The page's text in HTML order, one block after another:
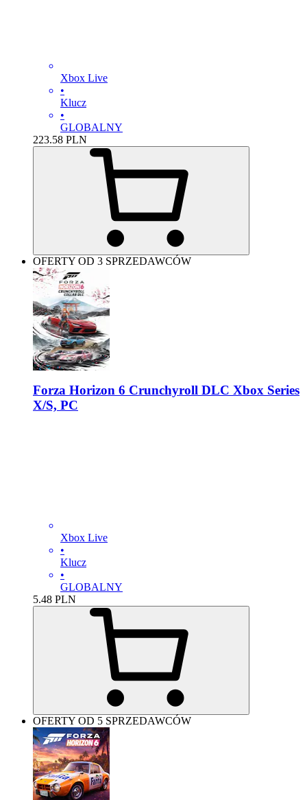
Xbox Live
•
Klucz
•
GLOBALNY
223.58 PLN
OFERTY OD 3 SPRZEDAWCÓW
Forza Horizon 6 Crunchyroll DLC Xbox Series
X/S, PC
Xbox Live
•
Klucz
•
GLOBALNY
5.48 PLN
OFERTY OD 5 SPRZEDAWCÓW